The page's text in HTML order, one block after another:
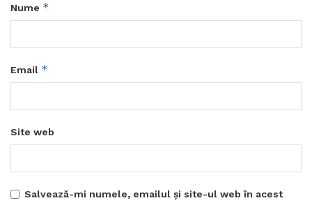
Nume *
Email *
Site web
Salvează-mi numele, emailul și site-ul web în acest